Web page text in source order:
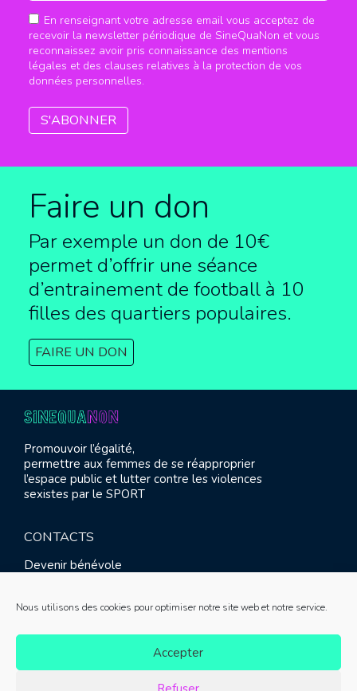
Nous utilisons des cookies pour optimiser notre site web et notre service.
Accepter
En renseignant votre adresse email vous acceptez de
recevoir la newsletter périodique de SineQuaNon et vous
reconnaissez avoir pris connaissance des mentions
légales et des clauses relatives à la protection de vos
données personnelles.
Faire un don
Par exemple un don de 10€
permet d’offrir une séance
d’entrainement de football à 10
filles des quartiers populaires.
FAIRE UN DON
Promouvoir l’égalité,
permettre aux femmes de se réapproprier
l’espace public et lutter contre les violences
sexistes par le SPORT
CONTACTS
Devenir bénévole
Contact